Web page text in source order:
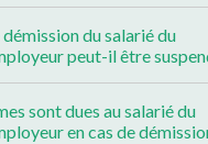
du salarié du
peut-il être
sont dues au salarié du
en cas de